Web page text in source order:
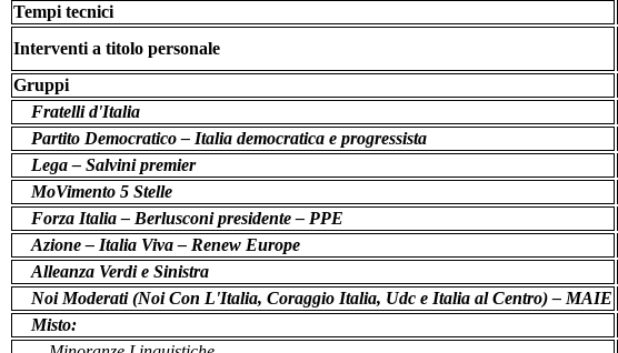
Tempi tecnici
Interventi a titolo personale
Gruppi
Fratelli d'Italia
Partito Democratico – Italia democratica e progressista
Lega – Salvini premier
MoVimento 5 Stelle
Forza Italia – Berlusconi presidente – PPE
Azione – Italia Viva – Renew Europe
Alleanza Verdi e Sinistra
Noi Moderati (Noi Con L'Italia, Coraggio Italia, Udc e Italia al Centro) – MAIE
Misto: